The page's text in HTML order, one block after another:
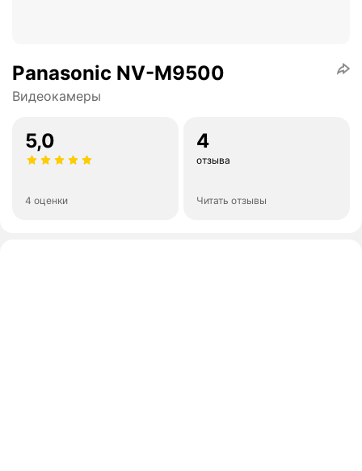
Panasonic NV-M9500
Видеокамеры
5,0
4 оценки
4
отзыва
Читать отзывы